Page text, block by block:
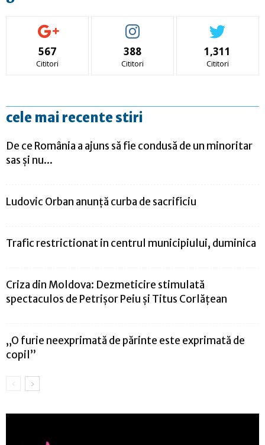
567
Cititori
388
Cititori
1,311
Cititori
cele mai recente stiri
De ce România a ajuns să fie condusă de un minoritar
sas și nu...
Ludovic Orban anunță curba de sacrificiu
Trafic restrictionat in centrul municipiului, duminica
Criza din Moldova: Dezmeticire stimulată
spectaculos de Petrișor Peiu și Titus Corlățean
„O furie neexprimată de părinte este exprimată de
copil”